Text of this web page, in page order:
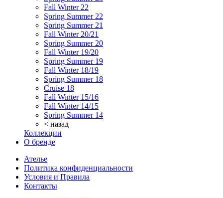
Fall Winter 22
Spring Summer 22
Spring Summer 21
Fall Winter 20/21
Spring Summer 20
Fall Winter 19/20
Spring Summer 19
Fall Winter 18/19
Spring Summer 18
Cruise 18
Fall Winter 15/16
Fall Winter 14/15
Spring Summer 14
< назад
Коллекции
О бренде
Ателье
Политика конфиденциальности
Условия и Правила
Контакты